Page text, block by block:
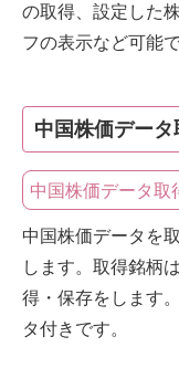
の取得、設定した
フの表示など可能で
中国株価デー
中国株価データ取
中国株価データを
します。取得銘柄
得・保存をします
タ付きです。